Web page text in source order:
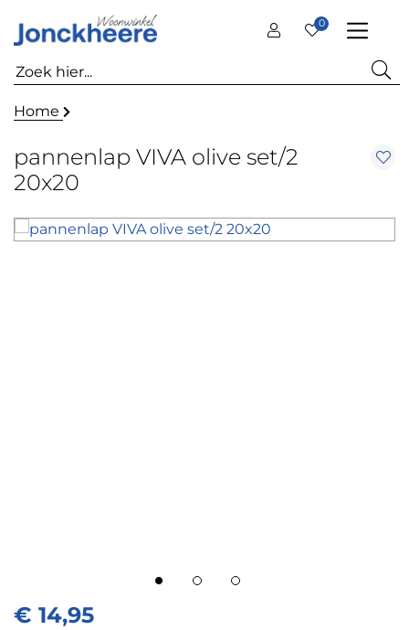
0
Home
pannenlap VIVA olive set/2
20x20
€ 14,95